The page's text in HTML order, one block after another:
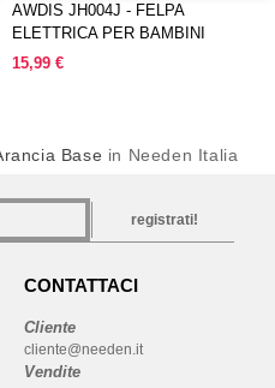
AWDIS JH004J - FELPA
ELETTRICA PER BAMBINI
15,99 €
Base in Needen Italia
registrati!
CONTATTACI
Cliente
cliente@needen.it
Vendite